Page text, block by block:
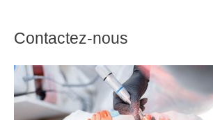
Contactez-nous